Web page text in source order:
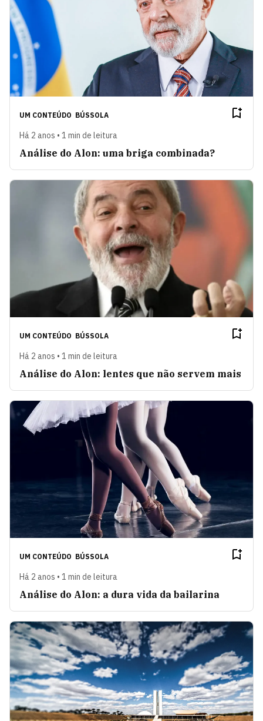
UM CONTEÚDO BÚSSOLA
Há 2 anos • 1 min de leitura
Análise do Alon: uma briga combinada?
UM CONTEÚDO BÚSSOLA
Há 2 anos • 1 min de leitura
Análise do Alon: lentes que não servem mais
UM CONTEÚDO BÚSSOLA
Há 2 anos • 1 min de leitura
Análise do Alon: a dura vida da bailarina